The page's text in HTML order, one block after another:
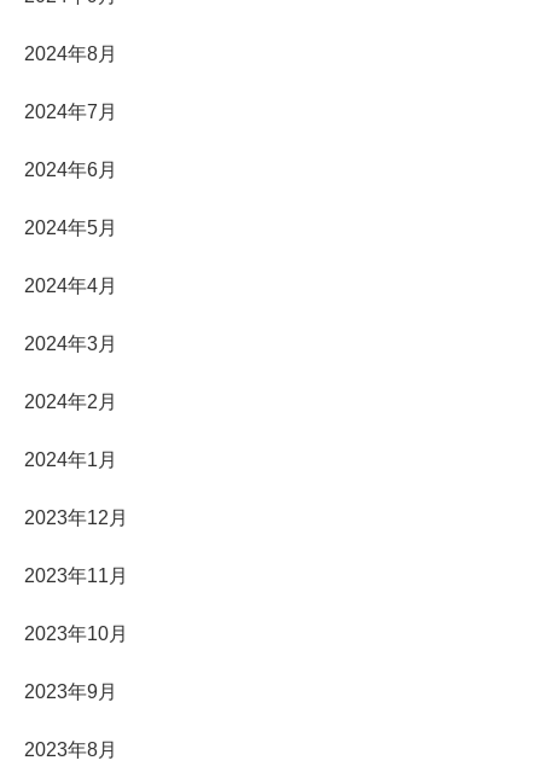
2024年8月
2024年7月
2024年6月
2024年5月
2024年4月
2024年3月
2024年2月
2024年1月
2023年12月
2023年11月
2023年10月
2023年9月
2023年8月